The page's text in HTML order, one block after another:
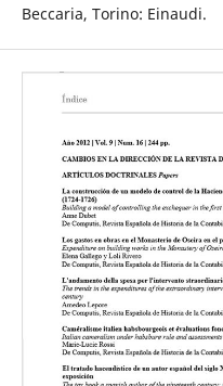
Beccaria, Torino: Einaudi.